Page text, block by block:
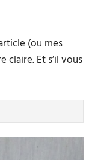
(ou mes
claire. Et s’il vous